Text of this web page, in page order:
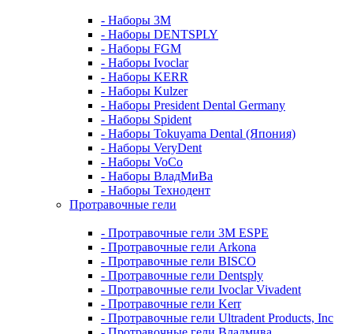
- Наборы 3М
- Наборы DENTSPLY
- Наборы FGM
- Наборы Ivoclar
- Наборы KERR
- Наборы Kulzer
- Наборы President Dental Germany
- Наборы Spident
- Наборы Tokuyama Dental (Япония)
- Наборы VeryDent
- Наборы VoCo
- Наборы ВладМиВа
- Наборы Технодент
Протравочные гели
- Протравочные гели 3М ESPE
- Протравочные гели Arkona
- Протравочные гели BISCO
- Протравочные гели Dentsply
- Протравочные гели Ivoclar Vivadent
- Протравочные гели Kerr
- Протравочные гели Ultradent Products, Inc